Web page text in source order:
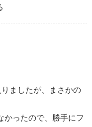
ましたが、まさかの
かったので、勝手にフ